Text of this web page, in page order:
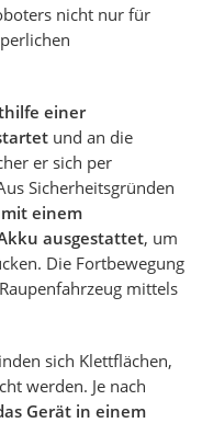
nicht nur für
einer
und an die
er sich per
Sicherheitsgründen
mit einem
ausgestattet, um
Die Fortbewegung
mittels
sich Klettflächen,
werden. Je nach
Gerät in einem